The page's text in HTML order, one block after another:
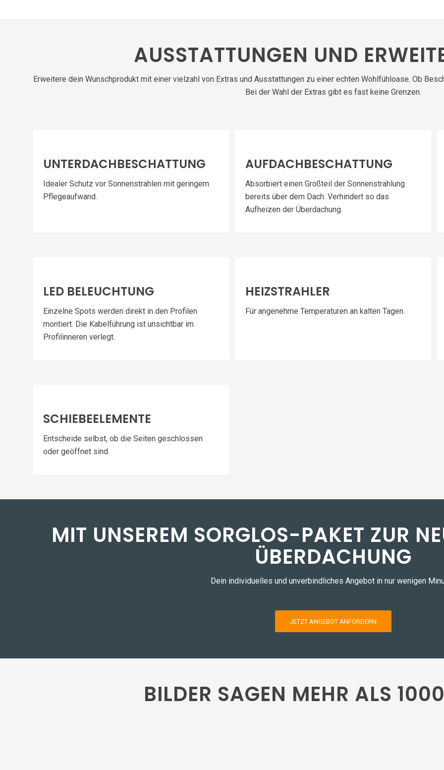
AUSSTATTUNGEN UND
Erweitere dein Wunschprodukt mit einer vielzahl von Extras und Ausstattungen zu einer echten Wohlfühloase. Ob
Bei der Wahl der Extras gibt es fast keine Grenzen.
UNTERDACHBESCHATTUNG
Idealer Schutz vor Sonnenstrahlen mit geringem
Pflegeaufwand.
AUFDACHBESCHATTUNG
Absorbiert einen Großteil der Sonnenstrahlung
bereits über dem Dach. Verhindert so das
Aufheizen der Überdachung.
LED BELEUCHTUNG
Einzelne Spots werden direkt in den Profilen
montiert. Die Kabelführung ist unsichtbar im
Profilinneren verlegt.
HEIZSTRAHLER
Für angenehme Temperaturen an kalten Tagen.
SCHIEBEELEMENTE
Entscheide selbst, ob die Seiten geschlossen
oder geöffnet sind.
MIT UNSEREM SORGLOS-PAKET ZUR
ÜBERDACHUNG
Dein individuelles und unverbindliches Angebot in nur wenigen
JETZT ANGEBOT ANFORDERN
BILDER SAGEN MEHR ALS